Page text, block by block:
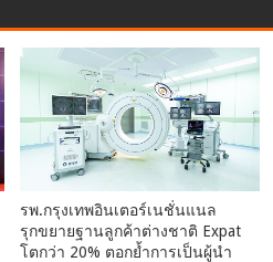
รพ.กรุงเทพอินเตอร์เนชั่นแนล
รุกขยายฐานลูกค้าต่างชาติ Expat
โตกว่า 20% ตอกย้ำการเป็นผู้นำ